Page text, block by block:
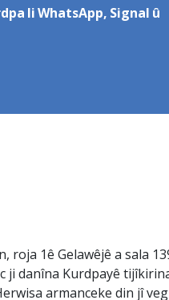
li WhatsApp, Signal û
roja 1ê Gelawêjê a sala
ji danîna Kurdpayê
armanceke din jî